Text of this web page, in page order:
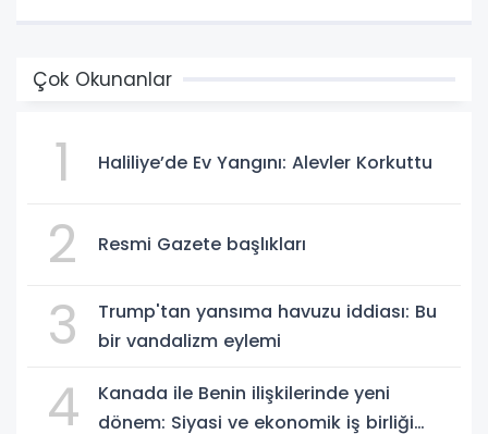
Çok Okunanlar
1 Haliliye’de Ev Yangını: Alevler Korkuttu
2 Resmi Gazete başlıkları
3
Trump'tan yansıma havuzu iddiası: Bu
bir vandalizm eylemi
4
Kanada ile Benin ilişkilerinde yeni
dönem: Siyasi ve ekonomik iş birliği